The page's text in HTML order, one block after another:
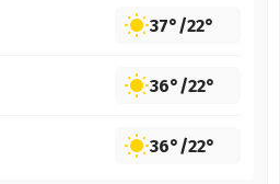
37°/22°
36°/22°
36°/22°